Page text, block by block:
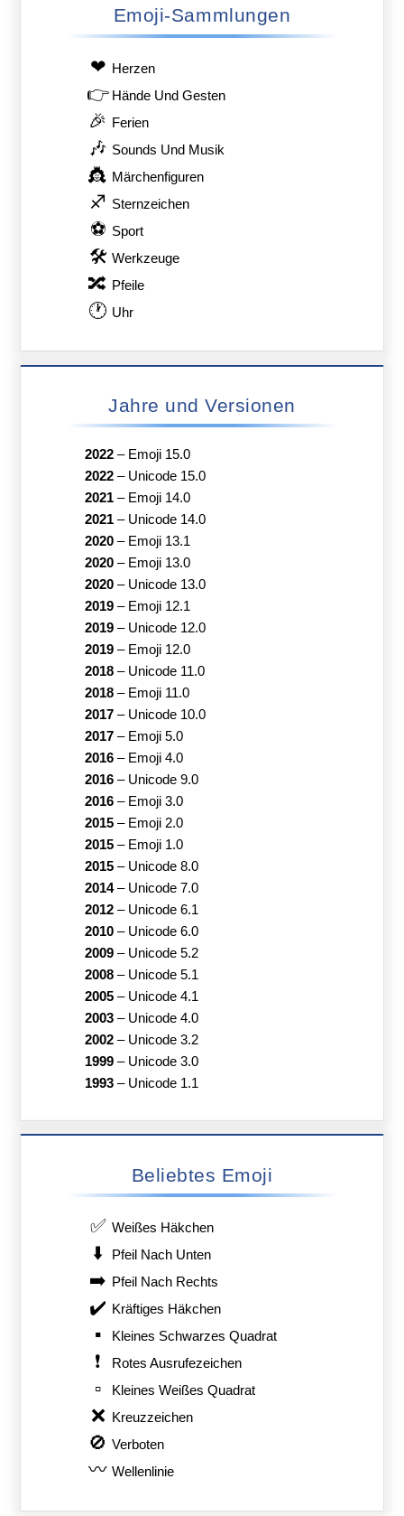
Emoji-Sammlungen
❤ Herzen
👉 Hände Und Gesten
🎉 Ferien
🎶 Sounds Und Musik
👸 Märchenfiguren
♐ Sternzeichen
⚽ Sport
🛠 Werkzeuge
🔀 Pfeile
🕐 Uhr
Jahre und Versionen
2022– Emoji 15.0
2022– Unicode 15.0
2021– Emoji 14.0
2021– Unicode 14.0
2020– Emoji 13.1
2020– Emoji 13.0
2020– Unicode 13.0
2019– Emoji 12.1
2019– Unicode 12.0
2019– Emoji 12.0
2018– Unicode 11.0
2018– Emoji 11.0
2017– Unicode 10.0
2017– Emoji 5.0
2016– Emoji 4.0
2016– Unicode 9.0
2016– Emoji 3.0
2015– Emoji 2.0
2015– Emoji 1.0
2015– Unicode 8.0
2014– Unicode 7.0
2012– Unicode 6.1
2010– Unicode 6.0
2009– Unicode 5.2
2008– Unicode 5.1
2005– Unicode 4.1
2003– Unicode 4.0
2002– Unicode 3.2
1999– Unicode 3.0
1993– Unicode 1.1
Beliebtes Emoji
✅ Weißes Häkchen
⬇️ Pfeil Nach Unten
➡️ Pfeil Nach Rechts
✔️ Kräftiges Häkchen
▪️ Kleines Schwarzes Quadrat
❗ Rotes Ausrufezeichen
▫️ Kleines Weißes Quadrat
❌ Kreuzzeichen
🚫 Verboten
〰️ Wellenlinie